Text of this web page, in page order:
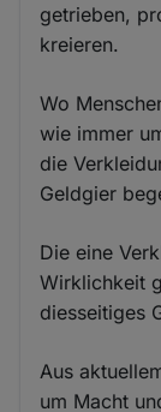
getrieben,
kreieren.
Wo
wie immer
die
Geldgier
Die eine
Wirklichkeit
diesseitiges
Aus
um Macht